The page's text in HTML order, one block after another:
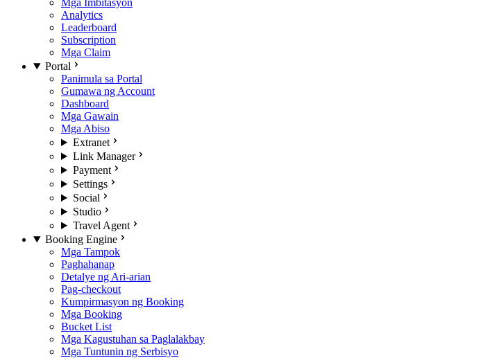
Mga Imbitasyon
Analytics
Leaderboard
Subscription
Mga Claim
Portal
Panimula sa Portal
Gumawa ng Account
Dashboard
Mga Gawain
Mga Abiso
Extranet
Link Manager
Payment
Settings
Social
Studio
Travel Agent
Booking Engine
Mga Tampok
Paghahanap
Detalye ng Ari-arian
Pag-checkout
Kumpirmasyon ng Booking
Mga Booking
Bucket List
Mga Kagustuhan sa Paglalakbay
Mga Tuntunin ng Serbisyo